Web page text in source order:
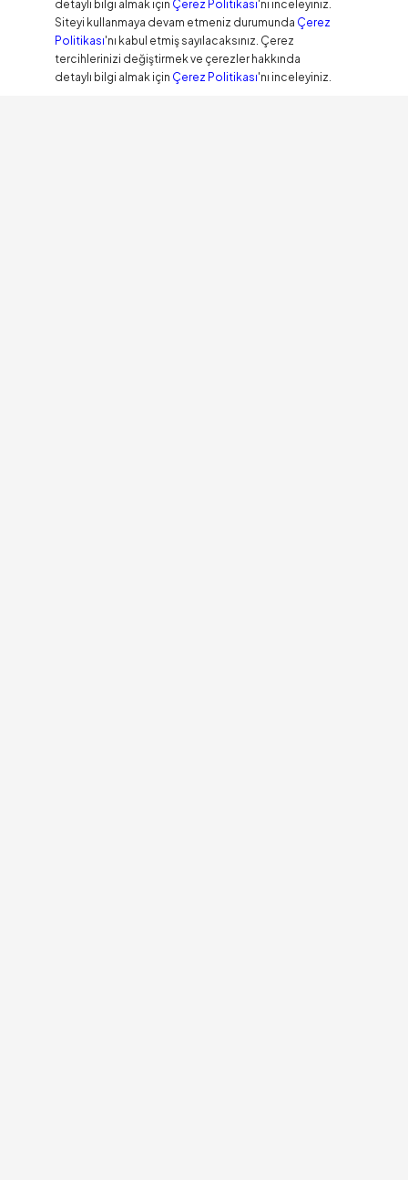
detaylı bilgi almak için Çerez Politikası'nı inceleyiniz.
Siteyi kullanmaya devam etmeniz durumunda Çerez
Politikası'nı kabul etmiş sayılacaksınız. Çerez
tercihlerinizi değiştirmek ve çerezler hakkında
detaylı bilgi almak için Çerez Politikası'nı inceleyiniz.